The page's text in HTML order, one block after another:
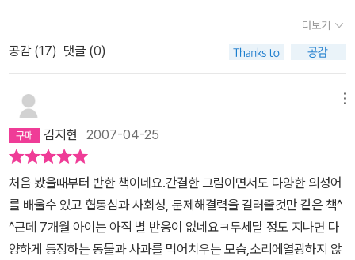
다. 물론 백일전에는 보드북이 아닌 페이퍼북을 들고서 아가들에
게 보여주었다. 그림에 나오는 커다란 사과처럼 아가들의 눈이 커다
래지는 것을 보고서 혼자서 많이 웃었던 기억이 난다. 헌데 백일이 지
나고 나니 '커다란 사과가 쿵!'의 그림책도 보드북으로 나온 것이 아닌
가! 책을 받아들고서 어찌나 반갑던지 어떻게 내맘을 알고서 책을 만
들었을까? 라고 순간 착각을 했을 정도다. 이책은 아가들의 첫그림
책으로 보여주기엔 딱 안성맞춤이긴하나 나중에 스스로 혼자 앉아 손
에 쥐고서 보기에는 많이 크고, 손이 다칠 염려가 있어 스스로 읽기엔
조금 꺼려지는 그림책이어 조금 많이 아쉬움이 있었던 그림책이었다.
그래서 우리 큰아이도 스스로 읽기 시작하면서부터 이책을 조금 늦게
접했었던 것같다. 종종 어린아가들의 첫그림책으로 읽히기에 딱 좋은
고 사과를 먹여주며 보여주기도 하고, 약간 과장되게 읽어주기도 하
고...엄마들 입소문이란 역시! 란 말이 나옵니다. 그림이 보면 볼 수록
정겹고 좋네요. 엄마인 제가 더 좋아라 합니다. 보드북이라 안전하고
그림이 서정적이어서 맘에 드네요. 요번에 울 조카에게 선물로도 사
더보기
공감 (17) 댓글 (0)
김지현 2007-04-25
처음 봤을때부터 반한 책이네요.간결한 그림이면서도 다양한 의성어
를 배울수 있고 협동심과 사회성, 문제해결력을 길러줄것만 같은 책^
^근데 7개월 아이는 아직 별 반응이 없네요ㅋ두세달 정도 지나면 다
양하게 등장하는 동물과 사과를 먹어치우는 모습,소리에열광하지 않